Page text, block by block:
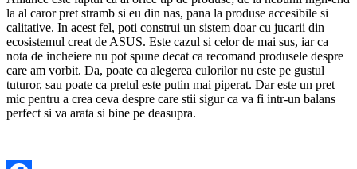
la al caror pret stramb si eu din nas, pana la produse accesibile si
calitative. In acest fel, poti construi un sistem doar cu jucarii din
ecosistemul creat de ASUS. Este cazul si celor de mai sus, iar ca
nota de incheiere nu pot spune decat ca recomand produsele despre
care am vorbit. Da, poate ca alegerea culorilor nu este pe gustul
tuturor, sau poate ca pretul este putin mai piperat. Dar este un pret
mic pentru a crea ceva despre care stii sigur ca va fi intr-un balans
perfect si va arata si bine pe deasupra.